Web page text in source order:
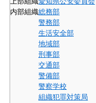
内部組織総務部
警務部
生活安全部
地域部
刑事部
交通部
警備部
警察学校
組織犯罪対策局